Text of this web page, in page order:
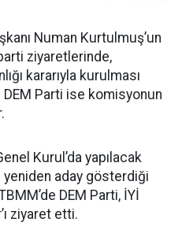
Numan Kurtulmuş’un
ziyaretlerinde,
kararıyla kurulması
Parti ise komisyonun
Kurul’da yapılacak
aday gösterdiği
DEM Parti, İYİ
ziyaret etti.